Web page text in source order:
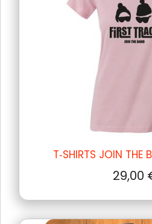
T‑SHIRTS JOIN THE
29,00